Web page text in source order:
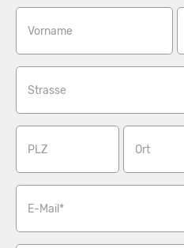
Vorname
Strasse
PLZ Ort
E-Mail*